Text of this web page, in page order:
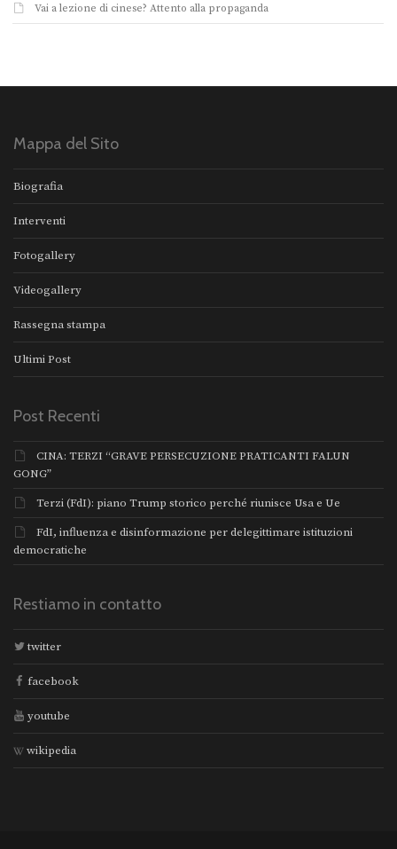
Vai a lezione di cinese? Attento alla propaganda
Mappa del Sito
Biografia
Interventi
Fotogallery
Videogallery
Rassegna stampa
Ultimi Post
Post Recenti
CINA: TERZI “GRAVE PERSECUZIONE PRATICANTI FALUN
GONG”
Terzi (FdI): piano Trump storico perché riunisce Usa e Ue
FdI, influenza e disinformazione per delegittimare istituzioni
democratiche
Restiamo in contatto
twitter
facebook
youtube
wikipedia